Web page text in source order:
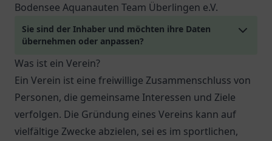
Bodensee Aquanauten Team Überlingen e.V.
Sie sind der Inhaber und möchten ihre Daten
übernehmen oder anpassen?
Was ist ein Verein?
Ein Verein ist eine freiwillige Zusammenschluss von
Personen, die gemeinsame Interessen und Ziele
verfolgen. Die Gründung eines Vereins kann auf
vielfältige Zwecke abzielen, sei es im sportlichen,